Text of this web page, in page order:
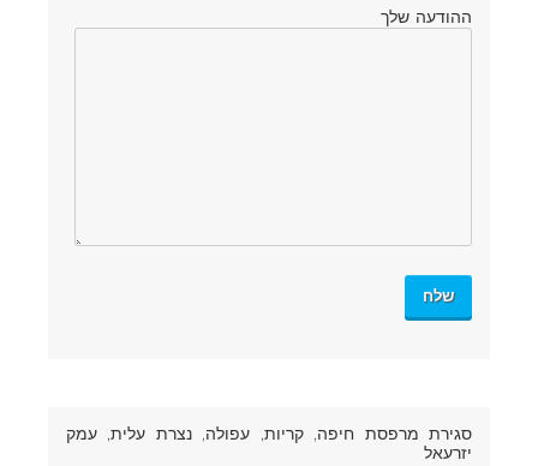
ההודעה שלך
סגירת מרפסת חיפה, קריות, עפולה, נצרת עלית, עמק
יזרעאל